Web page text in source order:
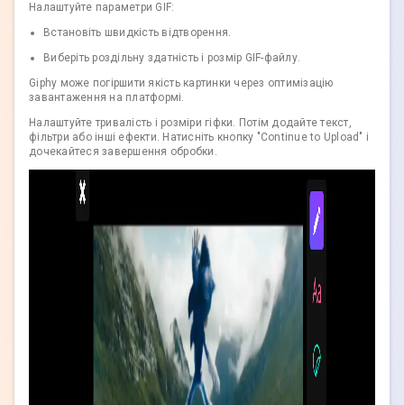
Налаштуйте параметри GIF:
Встановіть швидкість відтворення.
Виберіть роздільну здатність і розмір GIF-файлу.
Giphy може погіршити якість картинки через оптимізацію
завантаження на платформі.
Налаштуйте тривалість і розміри гіфки. Потім додайте текст,
фільтри або інші ефекти. Натисніть кнопку "Continue to Upload" і
дочекайтеся завершення обробки.